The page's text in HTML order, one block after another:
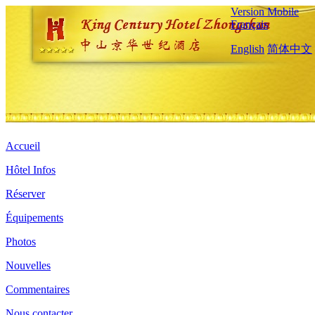
Version Mobile
Français
English 简体中文
Accueil
Hôtel Infos
Réserver
Équipements
Photos
Nouvelles
Commentaires